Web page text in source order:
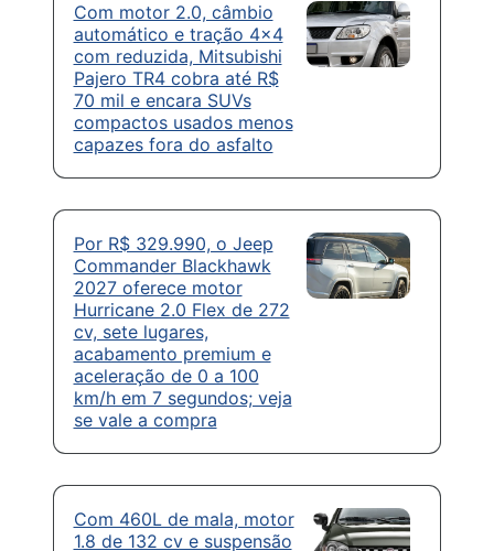
Com motor 2.0, câmbio
automático e tração 4×4
com reduzida, Mitsubishi
Pajero TR4 cobra até R$
70 mil e encara SUVs
compactos usados menos
capazes fora do asfalto
Por R$ 329.990, o Jeep
Commander Blackhawk
2027 oferece motor
Hurricane 2.0 Flex de 272
cv, sete lugares,
acabamento premium e
aceleração de 0 a 100
km/h em 7 segundos; veja
se vale a compra
Com 460L de mala, motor
1.8 de 132 cv e suspensão